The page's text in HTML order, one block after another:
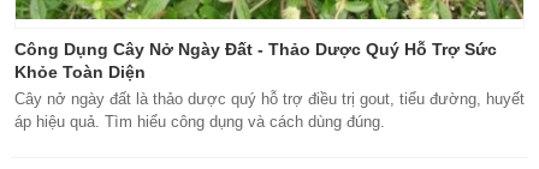
Công Dụng Cây Nở Ngày Đất - Thảo Dược Quý Hỗ Trợ Sức
Khỏe Toàn Diện
Cây nở ngày đất là thảo dược quý hỗ trợ điều trị gout, tiểu đường, huyết
áp hiệu quả. Tìm hiểu công dụng và cách dùng đúng.